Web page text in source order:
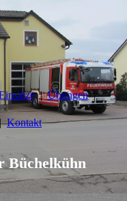
Übungen
Kontakt
Büchelkühn